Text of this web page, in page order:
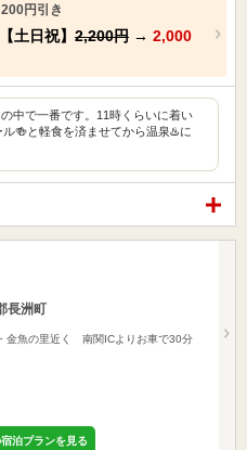
円引き
土日祝】 2,200円 → 2,000
中で一番です。11時くらいに着い
🍻と軽食を済ませてから温泉♨️に
長洲町
金魚の里近く 南関ICよりお車で30分
泊プランを見る